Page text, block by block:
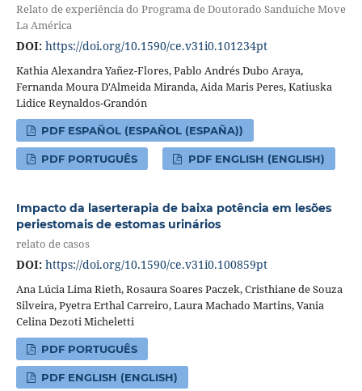
Relato de experiência do Programa de Doutorado Sanduíche Move
La América
DOI: https://doi.org/10.1590/ce.v31i0.101234pt
Kathia Alexandra Yañez-Flores, Pablo Andrés Dubo Araya,
Fernanda Moura D'Almeida Miranda, Aida Maris Peres, Katiuska
Lidice Reynaldos-Grandón
PDF ESPAÑOL (ESPAÑOL (ESPAÑA))
PDF PORTUGUÊS PDF ENGLISH (ENGLISH)
Impacto da laserterapia de baixa potência em lesões
periestomais de estomas urinários
relato de casos
DOI: https://doi.org/10.1590/ce.v31i0.100859pt
Ana Lúcia Lima Rieth, Rosaura Soares Paczek, Cristhiane de Souza
Silveira, Pyetra Erthal Carreiro, Laura Machado Martins, Vania
Celina Dezoti Micheletti
PDF PORTUGUÊS
PDF ENGLISH (ENGLISH)